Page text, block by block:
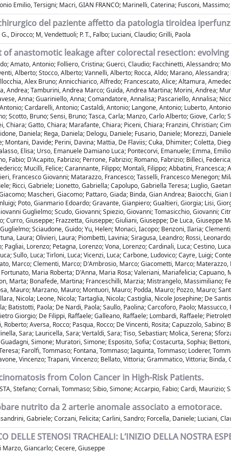
Emilio, Tersigni; Macri, GIAN FRANCO; Marinelli, Caterina; Fusconi,
del paziente affetto da patologia tiroidea
Dirocco; M, Vendettuoli; P. T., Falbo; Luciani, Claudio; Grilli, Paola
anastomotic leakage after colorectal resection:
Amato, Antonio; Folliero, Cristina; Guerci, Claudio; Facchinetti, Alessandro;
Alberto; Stocco, Alberto; Vannelli, Alberto; Rocca, Aldo; Marano,
Alex Bruno; Annicchiarico, Alfredo; Francescato, Alice; Altamura,
Andrea; Tamburini, Andrea Marco; Guida, Andrea Martina; Morini, Andrea;
Anna; Guariniello, Anna; Comandatore, Annalisa; Pascariello, Annalisa;
Cardarelli, Antonio; Castaldi, Antonio; Langone, Antonio; Luberto,
Scotto, Bruno; Sensi, Bruno; Tasca, Carla; Manzo, Carlo Alberto; Giove,
Chiara; Gatto, Chiara; Marafante, Chiara; Piceni, Chiara; Franzini, Christian;
Daniela; Rega, Daniela; Delogu, Daniele; Fusario, Daniele; Morezzi,
Montani, Davide; Perini, Davina; Mattia, De Flaviis; Cuka, Dhimiter; Coletta,
Elisa; Urso, Emanuele Damiano Luca; Pontecorvi, Emanuele; Emma,
Fabio; D'Acapito, Fabrizio; Perrone, Fabrizio; Romano, Fabrizio; Billeci,
Mucilli, Felice; Carannante, Filippo; Montali, Filippo; Abbatini,
Francesco Giovanni; Matarazzo, Francesco; Tasselli, Francesco Menegon;
Ricci, Gabriele; Lionetto, Gabriella; Capolupo, Gabriella Teresa; Luglio,
Mascheri, Giacomo; Pattaro, Giada; Binda, Gian Andrea; Baiocchi,
Poto, Gianmario Edoardo; Gravante, Gianpiero; Gualtieri, Giorgia; Lisi,
Guglielmo; Scudo, Giovanni; Spiezio, Giovanni; Tomasicchio, Giovanni;
Curro, Giuseppe; Frazzetta, Giuseppe; Giuliani, Giuseppe; De Luca,
Sciaudone, Guido; Yu, Helen; Monaci, Iacopo; Benzoni, Ilaria;
Laura; Olivieri, Laura; Piombetti, Lavinia; Siragusa, Leandro; Rossi,
Pagliai, Lorenzo; Petagna, Lorenzo; Vona, Lorenzo; Cardinali, Luca; Cestino,
Sullo, Luca; Tirloni, Luca; Vicenzi, Luca; Carbone, Ludovico; Cayre, Luigi;
Marco; Clementi, Marco; D'Ambrosio, Marco; Giacometti, Marco;
Maria Roberta; D'Anna, Maria Rosa; Valeriani, Mariafelicia;
Marta; Bonafede, Martina; Franceschilli, Marzia; Mistrangelo, Massimiliano;
Mauro; Marzano, Mauro; Montuori, Mauro; Podda, Mauro; Pozzo, Mauro;
Nicola; Leone, Nicola; Tartaglia, Nicola; Castiglia, Nicole Josephine; De
Batistotti, Paola; De Nardi, Paola; Saullo, Paolina; Carcoforo, Paolo;
Giorgio; De Filippi, Raffaele; Galleano, Raffaele; Lombardi, Raffaele;
Aversa, Rocco; Pasqua, Rocco; De Vincenti, Rosita; Capuzzolo,
Sara; Lauricella, Sara; Vertaldi, Sara; Tiso, Sebastian; Molica, Serena;
Simone; Muratori, Simone; Esposito, Sofia; Costacurta, Sophia;
Farolfi, Tommaso; Fontana, Tommaso; Iaquinta, Tommaso; Loderer,
Vincenzo; Trapani, Vincenzo; Bellato, Vittoria; Grammatico, Vittoria; Binda,
from Colon Cancer in High-Risk Patients.
Stefano; Cornali, Tommaso; Sibio, Simone; Accarpio, Fabio; Cardi, Maurizio;
nutrito da 2 arterie anomale associato a emotorace.
Gabriele; Corzani, Felicita; Carlini, Sandro; Forcella, Daniele; Luciani,
DELLE STENOSI TRACHEALI: L’INIZIO DELLA NOSTRA
Marzo, Giancarlo; Cecere, Giuseppe